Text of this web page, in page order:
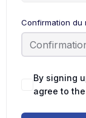
Confirmation du
By signing
agree to the